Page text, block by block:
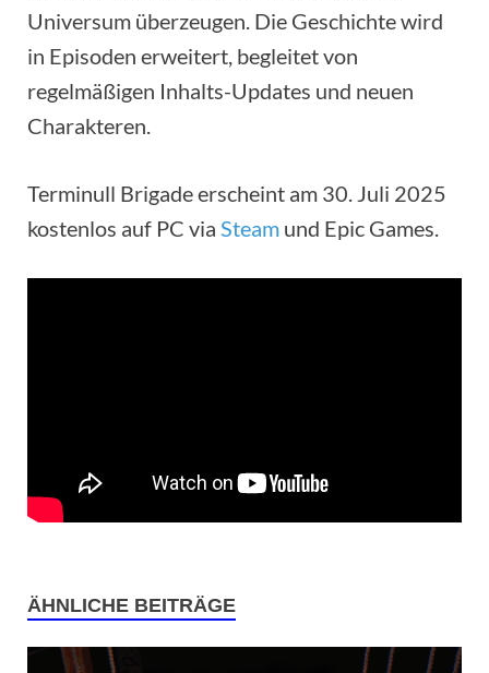
Universum überzeugen. Die Geschichte wird
in Episoden erweitert, begleitet von
regelmäßigen Inhalts-Updates und neuen
Charakteren.
Terminull Brigade erscheint am 30. Juli 2025
kostenlos auf PC via Steam und Epic Games.
ÄHNLICHE BEITRÄGE